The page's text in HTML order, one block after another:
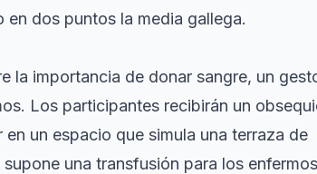
dos puntos la media gallega.
la importancia de donar sangre, un
Los participantes recibirán un
un espacio que simula una terraza de
una transfusión para los